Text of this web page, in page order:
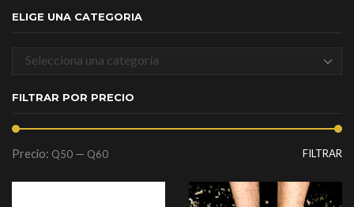
ELIGE UNA CATEGORIA
Selecciona una categoría
FILTRAR POR PRECIO
FILTRAR
Precio: Q50 — Q60